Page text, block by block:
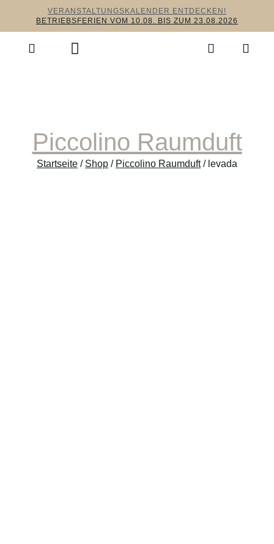
VERANSTALTUNGSKALENDER ENTDECKEN!
BETRIEBSFERIEN VOM 10.08. BIS ZUM 23.08.2026
Piccolino Raumduft
Startseite / Shop / Piccolino Raumduft/ levada